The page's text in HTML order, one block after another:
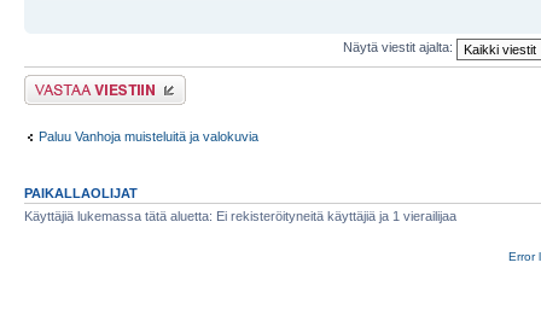
Näytä viestit ajalta:
Lähetä vastaus
Paluu Vanhoja muisteluitä ja valokuvia
PAIKALLAOLIJAT
Käyttäjiä lukemassa tätä aluetta: Ei rekisteröityneitä käyttäjiä ja 1 vierailijaa
Error